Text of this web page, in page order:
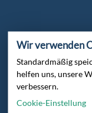
Wir verwenden
Standardmäßig
helfen uns, unsere
verbessern.
Cookie-Einstellung